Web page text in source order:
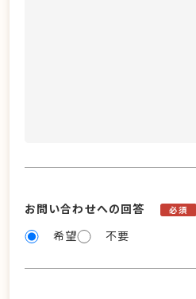
お問い合わせへの回答 必須
希望 不要